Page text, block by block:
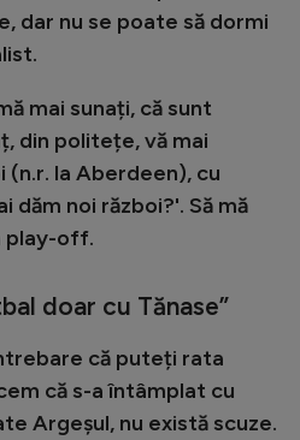
dar nu se poate să dormi
mai sunați, că sunt
din politețe, vă mai
(n.r. la Aberdeen), cu
dăm noi război?'. Să mă
play-off.
doar cu Tănase”
că puteți rata
că s-a întâmplat cu
Argeșul, nu există scuze.